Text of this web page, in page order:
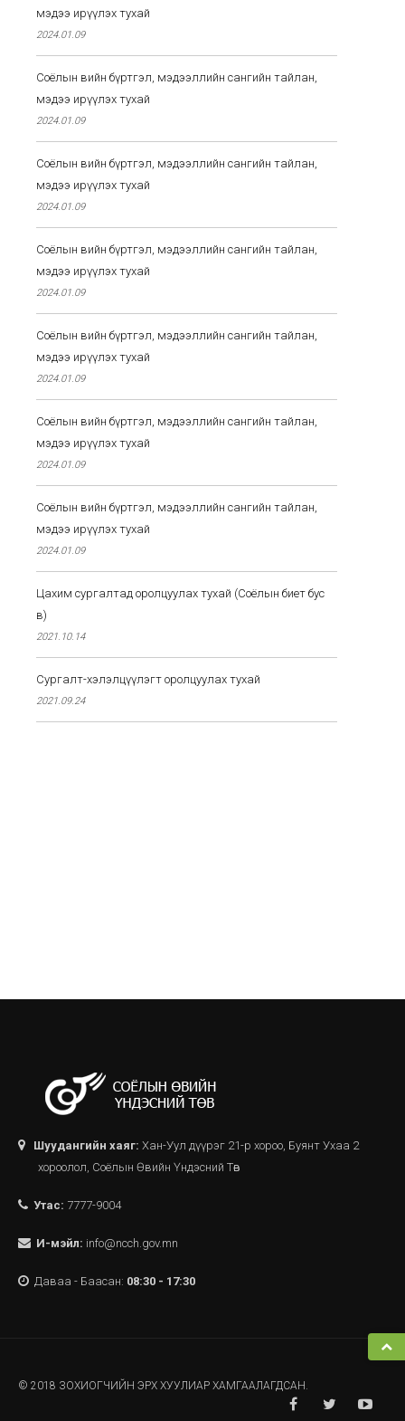
мэдээ ирүүлэх тухай
2024.01.09
Соёлын өвийн бүртгэл, мэдээллийн сангийн тайлан,
мэдээ ирүүлэх тухай
2024.01.09
Соёлын өвийн бүртгэл, мэдээллийн сангийн тайлан,
мэдээ ирүүлэх тухай
2024.01.09
Соёлын өвийн бүртгэл, мэдээллийн сангийн тайлан,
мэдээ ирүүлэх тухай
2024.01.09
Соёлын өвийн бүртгэл, мэдээллийн сангийн тайлан,
мэдээ ирүүлэх тухай
2024.01.09
Соёлын өвийн бүртгэл, мэдээллийн сангийн тайлан,
мэдээ ирүүлэх тухай
2024.01.09
Соёлын өвийн бүртгэл, мэдээллийн сангийн тайлан,
мэдээ ирүүлэх тухай
2024.01.09
Цахим сургалтад оролцуулах тухай (Соёлын биет бус
өв)
2021.10.14
Сургалт-хэлэлцүүлэгт оролцуулах тухай
2021.09.24
Шуудангийн хаяг: Хан-Уул дүүрэг 21-р хороо, Буянт Ухаа 2
хороолол, Соёлын Өвийн Үндэсний Төв
Утас: 7777-9004
И-мэйл: info@ncch.gov.mn
Даваа - Баасан: 08:30 - 17:30
© 2018 ЗОХИОГЧИЙН ЭРХ ХУУЛИАР ХАМГААЛАГДСАН.